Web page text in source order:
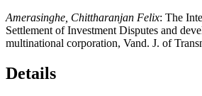
Amerasinghe, Chittharanjan Felix: The
Settlement of Investment Disputes and
multinational corporation, Vand. J. of
Details